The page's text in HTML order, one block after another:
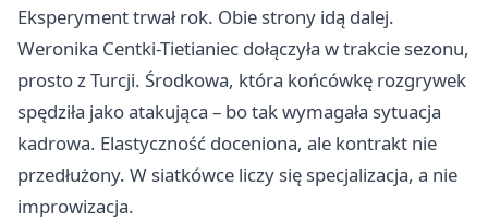
Eksperyment trwał rok. Obie strony idą dalej.
Weronika Centki-Tietianiec dołączyła w trakcie sezonu,
prosto z Turcji. Środkowa, która końcówkę rozgrywek
spędziła jako atakująca – bo tak wymagała sytuacja
kadrowa. Elastyczność doceniona, ale kontrakt nie
przedłużony. W siatkówce liczy się specjalizacja, a nie
improwizacja.